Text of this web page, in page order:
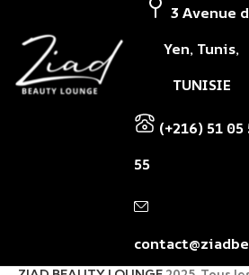
3 Avenue
Yen, Tunis,
TUNISIE
(+216) 51 05
55